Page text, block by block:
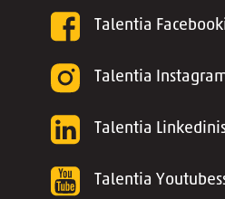
Talentia
Talentia
Talentia
Talentia